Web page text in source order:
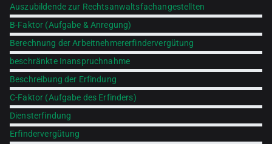
Auszubildende zur Rechtsanwaltsfachangestellten
B-Faktor (Aufgabe & Anregung)
Berechnung der Arbeitnehmererfindervergütung
beschränkte Inanspruchnahme
Beschreibung der Erfindung
C-Faktor (Aufgabe des Erfinders)
Diensterfindung
Erfindervergütung